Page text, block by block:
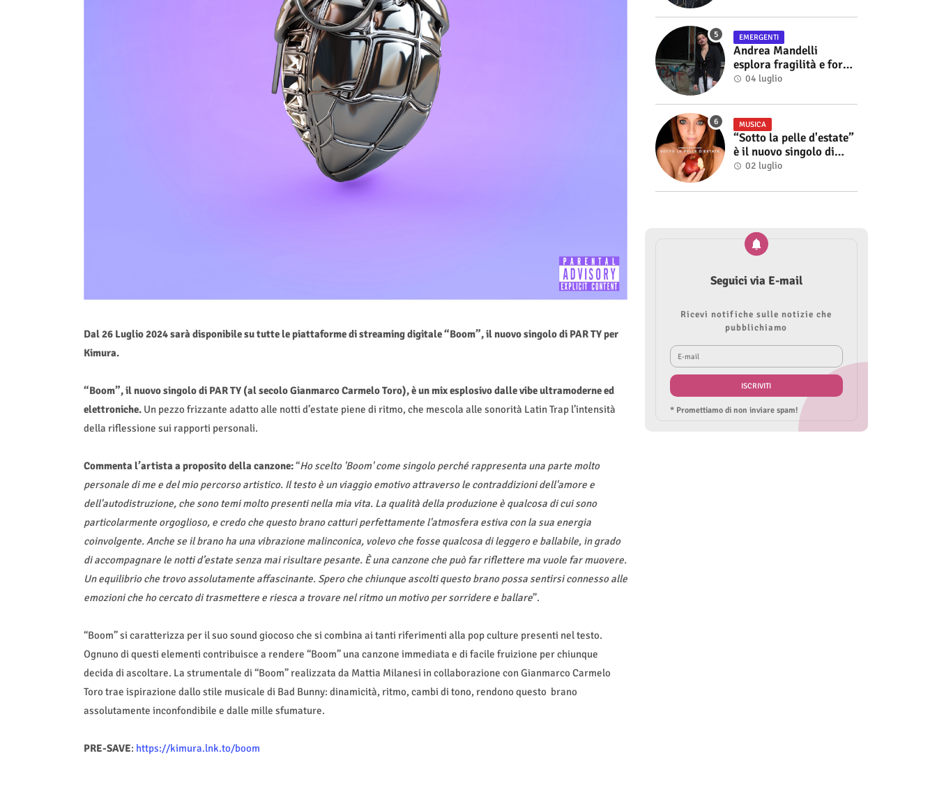
Dal 26 Luglio2024 sarà disponibile su tutte le piattaforme di streaming digitale“Boom”, il nuovo singolo di PAR TY per
Kimura.
“Boom”, il nuovo singolo di PAR TY (al secolo Gianmarco Carmelo Toro), è un mix esplosivo dalle vibe ultramoderne ed
elettroniche. Un pezzo frizzante adatto alle notti d’estate piene di ritmo, che mescola alle sonorità Latin Trap l’intensità
della riflessione sui rapporti personali.
Commenta l’artista a proposito della canzone:“Ho scelto 'Boom' come singolo perchérappresenta una parte molto
personale di me e del mio percorso artistico. Il testo è un viaggio emotivo attraverso le contraddizioni dell'amore e
dell'autodistruzione, che sono temi molto presenti nella mia vita. La qualità della produzione è qualcosa di cui sono
particolarmente orgoglioso, e credo che questo brano catturi perfettamente l'atmosfera estiva con la sua energia
coinvolgente. Anche se il brano ha una vibrazione malinconica, volevo che fosse qualcosa di leggero e ballabile, in grado
di accompagnare le notti d’estate senza mai risultare pesante. È una canzone che può far riflettere ma vuole far muovere.
Un equilibrio che trovo assolutamente affascinante. Spero che chiunque ascolti questo brano possa sentirsi connesso alle
emozioni che ho cercato di trasmettere e riesca a trovare nel ritmo un motivo per sorridere e ballare”.
“Boom” si caratterizza per il suo sound giocoso che si combina ai tanti riferimenti alla pop culture presenti nel testo.
Ognuno di questi elementi contribuisce a rendere “Boom” una canzone immediata e di facile fruizione per chiunque
decida di ascoltare. La strumentale di “Boom” realizzata da Mattia Milanesi in collaborazione con Gianmarco Carmelo
Toro trae ispirazione dallo stile musicale di Bad Bunny: dinamicità, ritmo, cambi di tono, rendono questo brano
assolutamente inconfondibile e dalle mille sfumature.
PRE-SAVE: https://kimura.lnk.to/boom
Alberto Salerno
EMERGENTI
Andrea Mandelli
esplora fragilità e forza
nel videoclip di “Sofia”
04 luglio
MUSICA
“Sotto la pelle d'estate”
è il nuovo singolo di
Roberta Modìgliani
02 luglio
Seguici via E-mail
Ricevi notifiche sulle notizie che
pubblichiamo
* Promettiamo di non inviare spam!